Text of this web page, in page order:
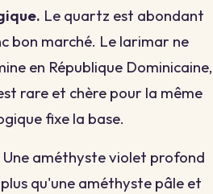
Le quartz est abondant
bon marché. Le larimar ne
en République Dominicaine,
rare et chère pour la même
fixe la base.
Une améthyste violet profond
qu'une améthyste pâle et